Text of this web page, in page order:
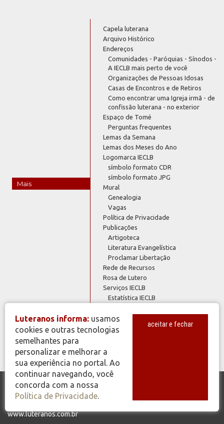
Mais
Capela luterana
Arquivo Histórico
Endereços
Comunidades - Paróquias - Sínodos -
A IECLB mais perto de você
Organizações de Pessoas Idosas
Casas de Encontros e de Retiros
Como encontrar uma Igreja irmã - de
confissão luterana - no exterior
Espaço de Tomé
Perguntas frequentes
Lemas da Semana
Lemas dos Meses do Ano
Logomarca IECLB
símbolo formato CDR
símbolo formato JPG
Mural
Genealogia
Vagas
Política de Privacidade
Publicações
Artigoteca
Literatura Evangelística
Proclamar Libertação
Rede de Recursos
Rosa de Lutero
Serviços IECLB
Estatística IECLB
Plano de Ofertas 2023
Plano de Ofertas 2024
© Copyright 2026 - Todos os Direitos Reservados - IECLB - Igreja
www.luteranos.com.br
Luteranos informa: usamos
cookies e outras tecnologias
semelhantes para
personalizar e melhorar a
sua experiência no portal. Ao
continuar navegando, você
concorda com a nossa
Política de Privacidade.
aceitar e fechar